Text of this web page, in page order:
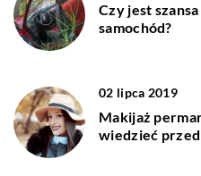
Czy jest
samochód?
02 lipca 2019
Makijaż
wiedzieć